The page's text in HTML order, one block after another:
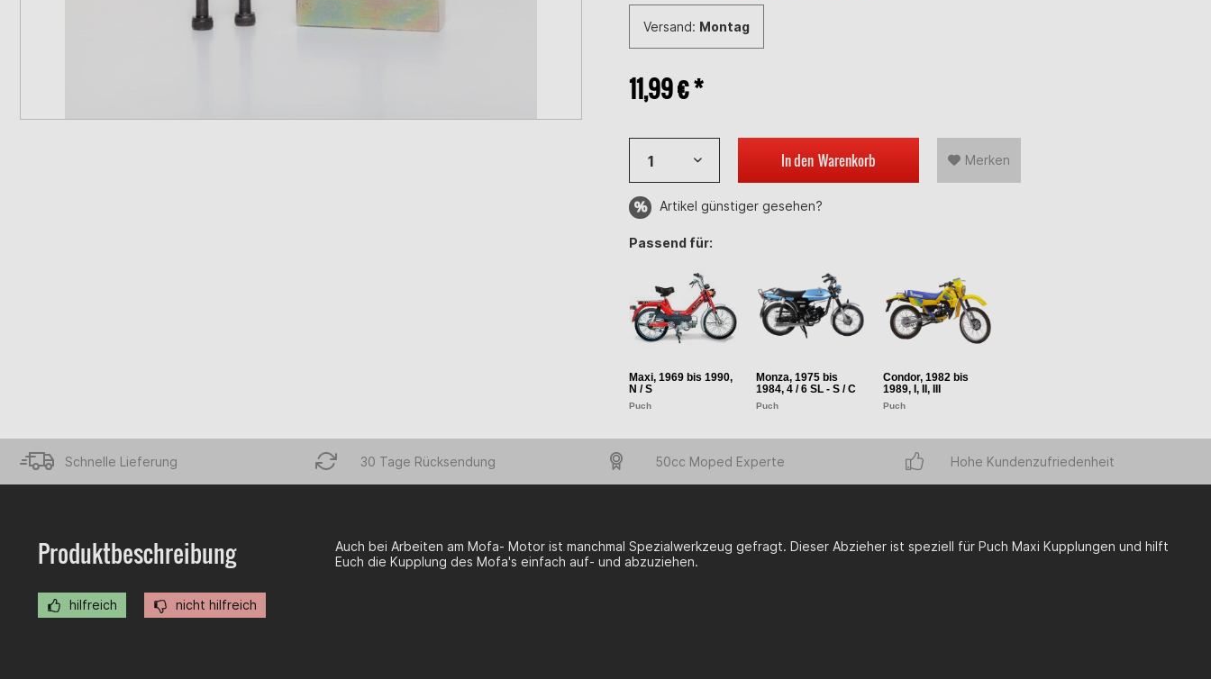
Versand: Montag
11,99 € *
In den Warenkorb Merken
Artikel günstiger gesehen?
Passend für:
Maxi, 1969 bis 1990,
N / S
Puch
Monza, 1975 bis
1984, 4 / 6 SL - S / C
Puch
Condor, 1982 bis
1989, I, II, III
Puch
Schnelle Lieferung 30 Tage Rücksendung 50cc Moped Experte Hohe Kundenzufriedenheit
Produktbeschreibung
hilfreich nicht hilfreich
Auch bei Arbeiten am Mofa- Motor ist manchmal Spezialwerkzeug gefragt. Dieser Abzieher ist speziell für Puch Maxi Kupplungen und hilft
Euch die Kupplung des Mofa's einfach auf- und abzuziehen.